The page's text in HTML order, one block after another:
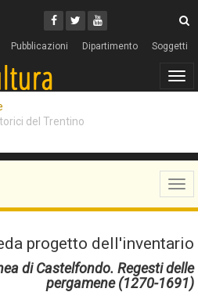
Facebook
Twitter
Youtube
Pubblicazioni Dipartimento Soggetti
del Trentino
progetto dell'inventario
di Castelfondo. Regesti delle
pergamene (1270-1691)